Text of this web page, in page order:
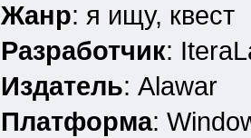
Жанр: я ищу, квест
Разработчик:
Издатель: Alawar
Платформа: